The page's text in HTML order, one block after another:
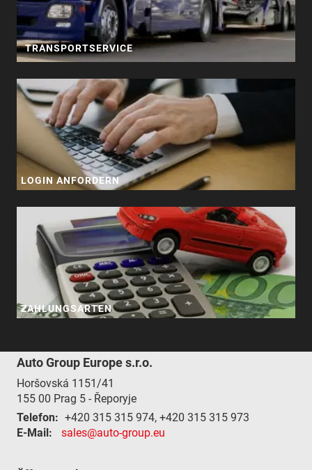
TRANSPORTSERVICE
LOGIN ANFORDERN
ZAHLUNGSARTEN
Auto Group Europe s.r.o.
Horšovská 1151/41
155 00 Prag 5 - Řeporyje
Telefon: +420 315 315 974, +420 315 315 973
E-Mail:
sales@auto-group.eu